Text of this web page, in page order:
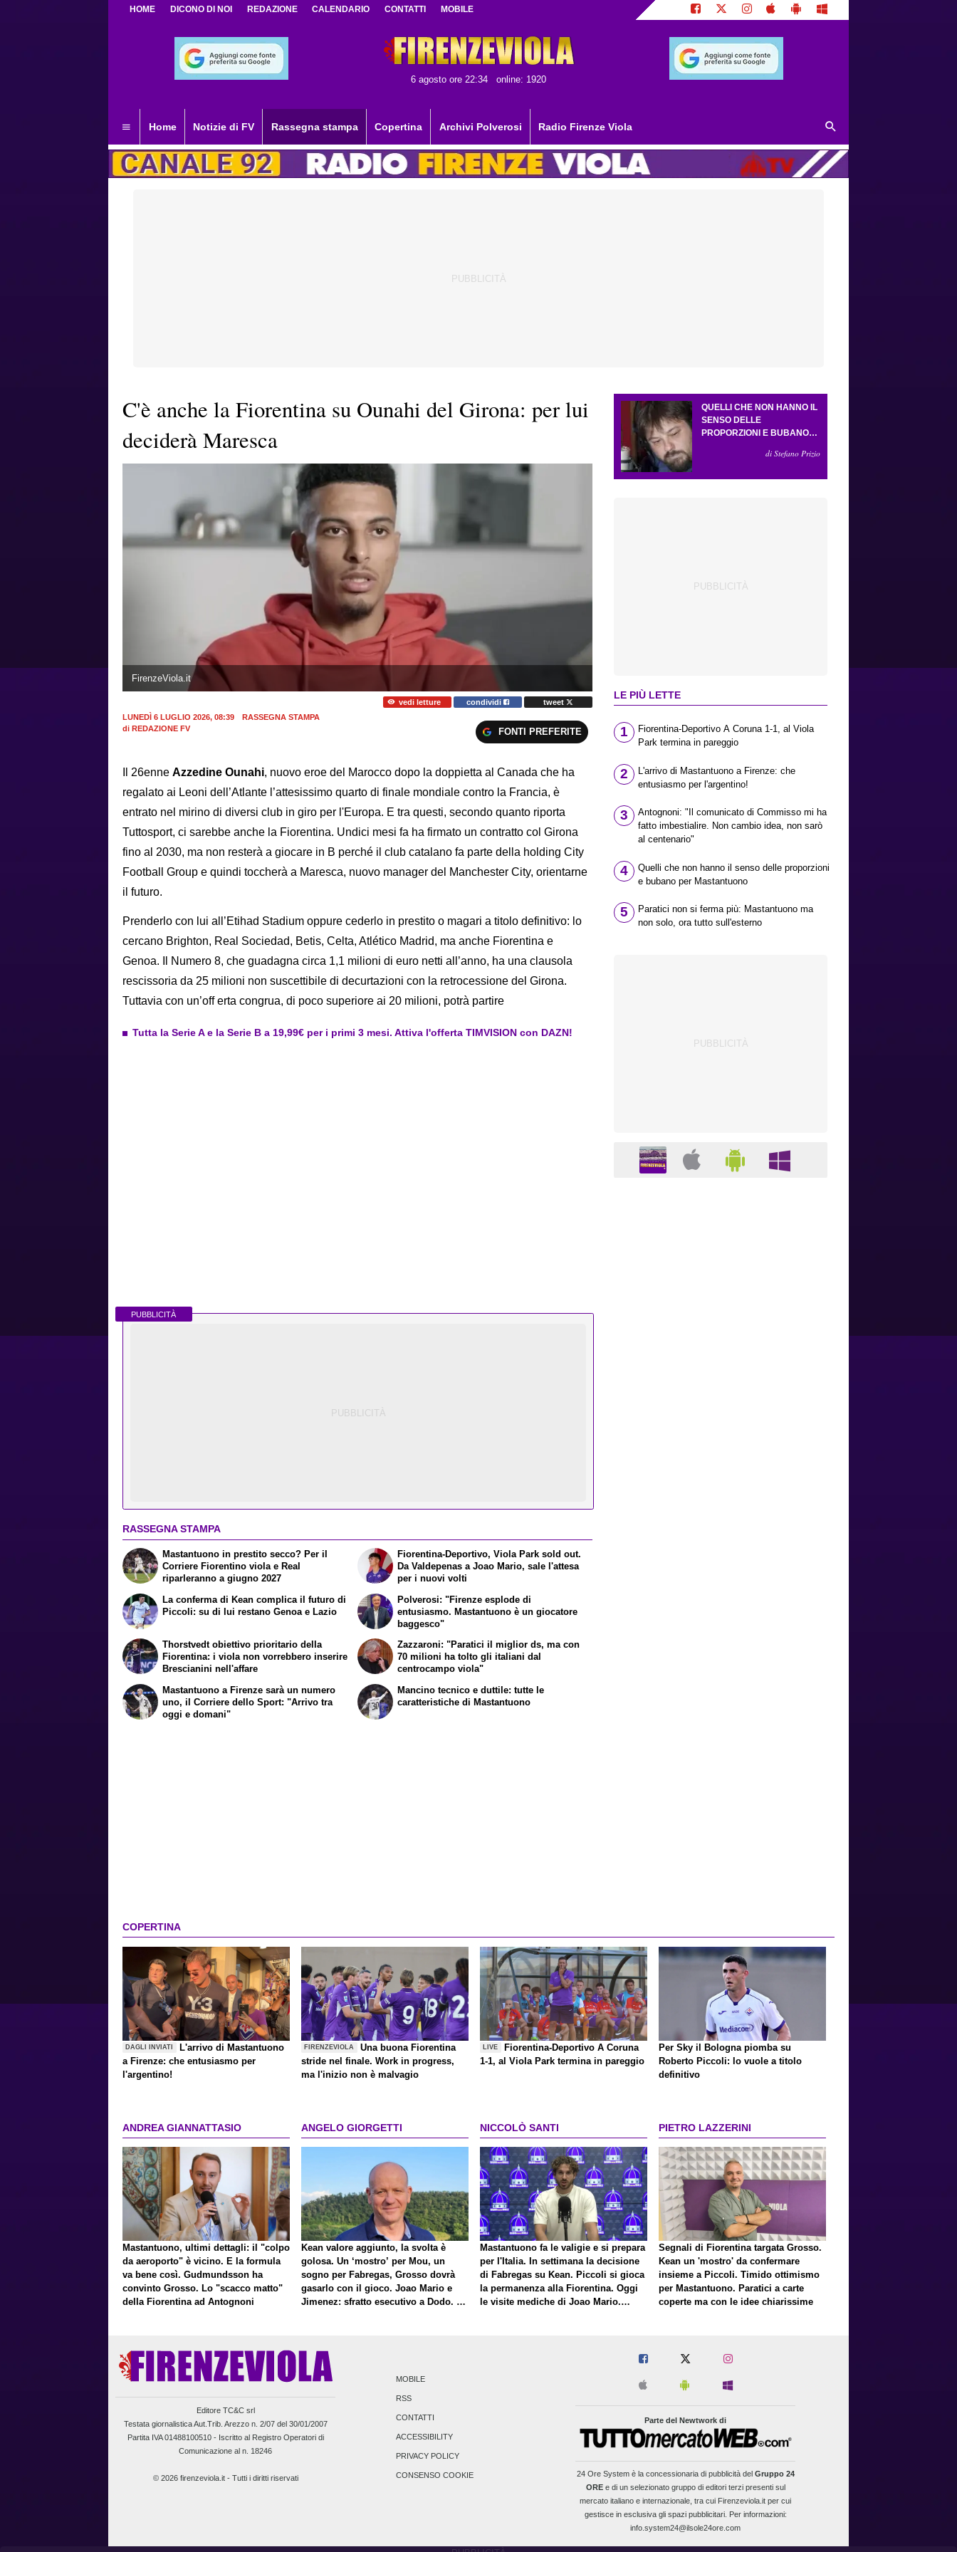
HOME DICONO DI NOI REDAZIONE CALENDARIO CONTATTI MOBILE
6 agosto ore 22:34 online: 1920
Home Notizie di FV Rassegna stampa Copertina Archivi Polverosi Radio Firenze Viola
C'è anche la Fiorentina su Ounahi del Girona: per lui
deciderà Maresca
FirenzeViola.it
vedi letture condividi
tweet
LUNEDÌ 6 LUGLIO 2026, 08:39
RASSEGNA STAMPA
di REDAZIONE FV FONTI PREFERITE
Il 26enne Azzedine Ounahi, nuovo eroe del Marocco dopo la doppietta al Canada che ha
regalato ai Leoni dell’Atlante l’attesissimo quarto di finale mondiale contro la Francia, è
entrato nel mirino di diversi club in giro per l'Europa. E tra questi, secondo quanto riporta
Tuttosport, ci sarebbe anche la Fiorentina. Undici mesi fa ha firmato un contratto col Girona
fino al 2030, ma non resterà a giocare in B perché il club catalano fa parte della holding City
Football Group e quindi toccherà a Maresca, nuovo manager del Manchester City, orientarne
il futuro.
Prenderlo con lui all’Etihad Stadium oppure cederlo in prestito o magari a titolo definitivo: lo
cercano Brighton, Real Sociedad, Betis, Celta, Atlético Madrid, ma anche Fiorentina e
Genoa. Il Numero 8, che guadagna circa 1,1 milioni di euro netti all’anno, ha una clausola
rescissoria da 25 milioni non suscettibile di decurtazioni con la retrocessione del Girona.
Tuttavia con un’off erta congrua, di poco superiore ai 20 milioni, potrà partire
Tutta la Serie A e la Serie B a 19,99€ per i primi 3 mesi. Attiva l'offerta TIMVISION con DAZN!
PUBBLICITÀ
RASSEGNA STAMPA
Mastantuono in prestito secco? Per il
Corriere Fiorentino viola e Real
riparleranno a giugno 2027
La conferma di Kean complica il futuro di
Piccoli: su di lui restano Genoa e Lazio
Fiorentina-Deportivo, Viola Park sold out.
Da Valdepenas a Joao Mario, sale l'attesa
per i nuovi volti
Polverosi: "Firenze esplode di
entusiasmo. Mastantuono è un giocatore
baggesco"
Thorstvedt obiettivo prioritario della
Fiorentina: i viola non vorrebbero inserire
Brescianini nell'affare
Mastantuono a Firenze sarà un numero
uno, il Corriere dello Sport: "Arrivo tra
oggi e domani"
Zazzaroni: "Paratici il miglior ds, ma con
70 milioni ha tolto gli italiani dal
centrocampo viola"
Mancino tecnico e duttile: tutte le
caratteristiche di Mastantuono
QUELLI CHE NON HANNO IL
SENSO DELLE
PROPORZIONI E BUBANO
di Stefano Prizio
LE PIÙ LETTE
1
Fiorentina-Deportivo A Coruna 1-1, al Viola
Park termina in pareggio
2
L'arrivo di Mastantuono a Firenze: che
entusiasmo per l'argentino!
3
Antognoni: "Il comunicato di Commisso mi ha
fatto imbestialire. Non cambio idea, non sarò
al centenario"
4
Quelli che non hanno il senso delle proporzioni
e bubano per Mastantuono
5
Paratici non si ferma più: Mastantuono ma
non solo, ora tutto sull'esterno
COPERTINA
DAGLI INVIATI
L'arrivo di Mastantuono
a Firenze: che entusiasmo per
l'argentino!
FIRENZEVIOLA
Una buona Fiorentina
stride nel finale. Work in progress,
ma l'inizio non è malvagio
LIVE
Fiorentina-Deportivo A Coruna
1-1, al Viola Park termina in pareggio
Per Sky il Bologna piomba su
Roberto Piccoli: lo vuole a titolo
definitivo
ANDREA GIANNATTASIO
Mastantuono, ultimi dettagli: il "colpo
da aeroporto" è vicino. E la formula
va bene così. Gudmundsson ha
convinto Grosso. Lo "scacco matto"
della Fiorentina ad Antognoni
ANGELO GIORGETTI
Kean valore aggiunto, la svolta è
golosa. Un ‘mostro’ per Mou, un
sogno per Fabregas, Grosso dovrà
gasarlo con il gioco. Joao Mario e
Jimenez: sfratto esecutivo a Dodo. E
NICCOLÒ SANTI
Mastantuono fa le valigie e si prepara
per l'Italia. In settimana la decisione
di Fabregas su Kean. Piccoli si gioca
la permanenza alla Fiorentina. Oggi
le visite mediche di Joao Mario.
PIETRO LAZZERINI
Segnali di Fiorentina targata Grosso.
Kean un 'mostro' da confermare
insieme a Piccoli. Timido ottimismo
per Mastantuono. Paratici a carte
coperte ma con le idee chiarissime
Editore TC&C srl
Testata giornalistica Aut.Trib. Arezzo n. 2/07 del 30/01/2007
Partita IVA 01488100510 - Iscritto al Registro Operatori di
Comunicazione al n. 18246
© 2026 firenzeviola.it - Tutti i diritti riservati
MOBILE
RSS
CONTATTI
ACCESSIBILITY
PRIVACY POLICY
CONSENSO COOKIE
Parte del Newtwork di
24 Ore Systemè la concessionaria di pubblicità del Gruppo 24
OREe di un selezionato gruppo di editori terzi presenti sul
mercato italiano e internazionale, tra cui Firenzeviola.it per cui
gestisce in esclusiva gli spazi pubblicitari. Per informazioni:
info.system24@ilsole24ore.com